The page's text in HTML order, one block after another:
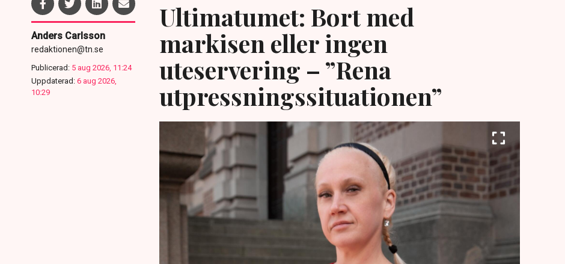
Anders Carlsson
redaktionen@tn.se
Publicerad: 5 aug 2026, 11:24
Uppdaterad: 6 aug 2026,
10:29
Ultimatumet: Bort med
markisen eller ingen
uteservering – ”Rena
utpressningssituationen”